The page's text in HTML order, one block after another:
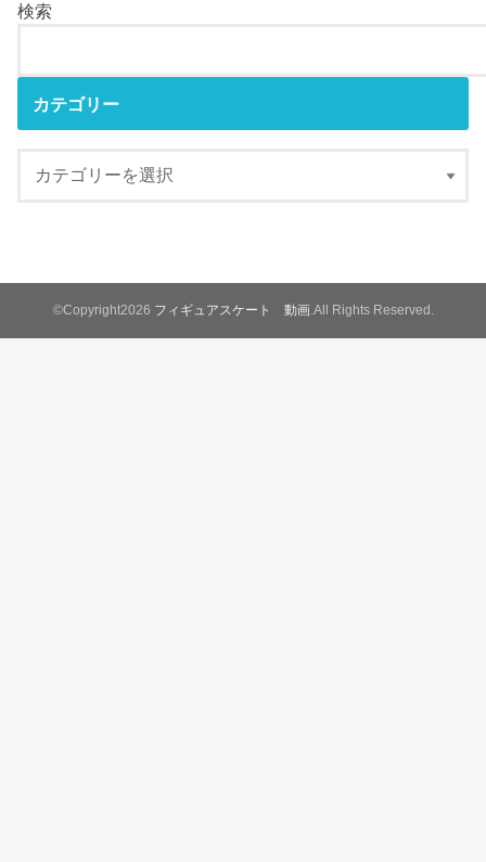
検索
カテゴリー
©Copyright2026 フィギュアスケート 動画.All Rights Reserved.